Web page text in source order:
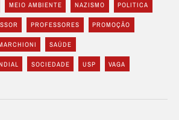
MEIO AMBIENTE NAZISMO POLITICA
PROFESSORES PROMOÇÃO
SAÚDE
SOCIEDADE USP VAGA